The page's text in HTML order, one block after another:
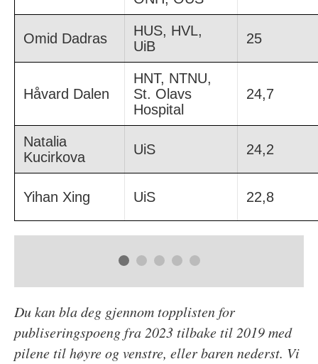
Omid Dadras
HUS, HVL,
UiB
25
Håvard Dalen
HNT, NTNU,
St. Olavs
Hospital
24,7
Natalia
Kucirkova
UiS 24,2
Yihan Xing UiS 22,8
Du kan bla deg gjennom topplisten for
publiseringspoeng fra 2023 tilbake til 2019 med
pilene til høyre og venstre, eller baren nederst. Vi